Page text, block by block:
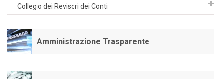
Collegio dei Revisori dei Conti
Amministrazione Trasparente